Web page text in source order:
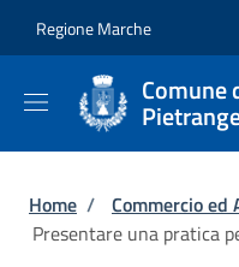
Regione Marche
Comune
Briciole di
Home / Commercio
Presentare una pratica